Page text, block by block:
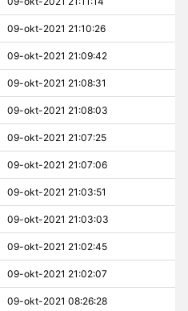
09-okt-2021 21:10:26
09-okt-2021 21:09:42
09-okt-2021 21:08:31
09-okt-2021 21:08:03
09-okt-2021 21:07:25
09-okt-2021 21:07:06
09-okt-2021 21:03:51
09-okt-2021 21:03:03
09-okt-2021 21:02:45
09-okt-2021 21:02:07
09-okt-2021 08:26:28